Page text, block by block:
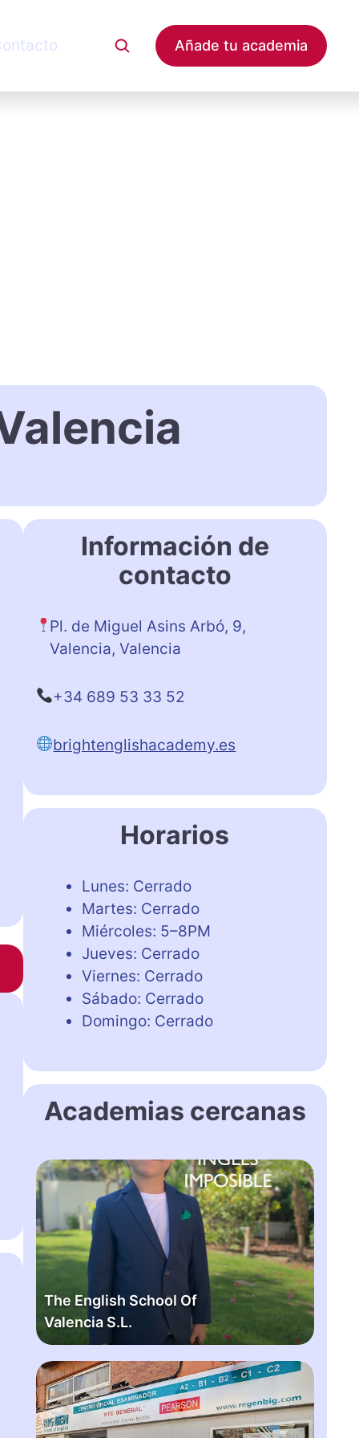
Añade tu academia
Información de
contacto
Pl. de Miguel Asins Arbó, 9,
Valencia, Valencia
+34 689 53 33 52
brightenglishacademy.es
Horarios
Lunes: Cerrado
Martes: Cerrado
Miércoles: 5–8PM
Jueves: Cerrado
Viernes: Cerrado
Sábado: Cerrado
Domingo: Cerrado
Academias cercanas
The English School Of
Valencia S.L.
T
h
E
n
g
h
S
c
h
o
B
i
g
b